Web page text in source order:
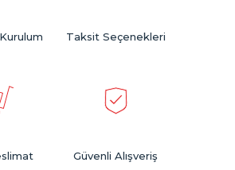
Taksit Seçenekleri
Güvenli Alışveriş